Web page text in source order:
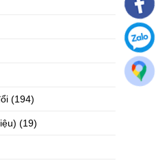
(194)
(19)